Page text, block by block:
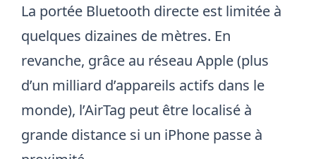
La portée Bluetooth directe est limitée à
quelques dizaines de mètres. En
revanche, grâce au réseau Apple (plus
d’un milliard d’appareils actifs dans le
monde), l’AirTag peut être localisé à
grande distance si un iPhone passe à